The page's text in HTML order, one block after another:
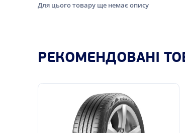
Для цього товару ще немає опису
РЕКОМЕНДОВАНІ